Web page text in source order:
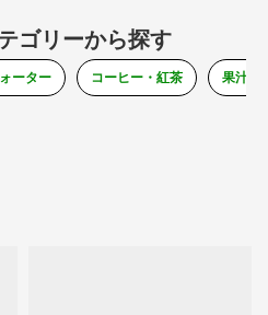
ゴリーから探す
ーター コーヒー・紅茶 果汁・